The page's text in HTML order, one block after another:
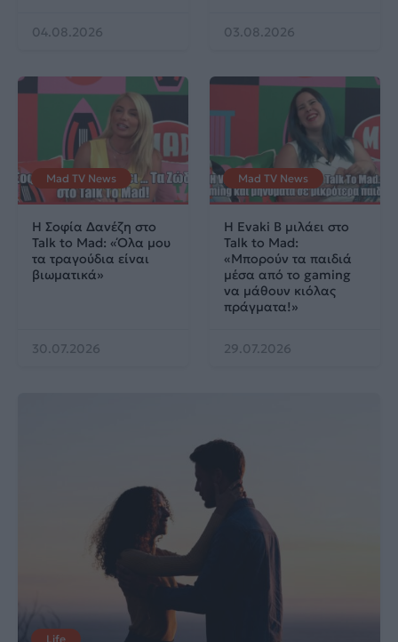
04.08.2026 03.08.2026
Mad TV News
H Σοφία Δανέζη στο
Talk to Mad: «Όλα μου
τα τραγούδια είναι
βιωματικά»
30.07.2026
Mad TV News
Η Evaki B μιλάει στο
Talk to Mad:
«Μπορούν τα παιδιά
μέσα από το gaming
να μάθουν κιόλας
πράγματα!»
29.07.2026
Life